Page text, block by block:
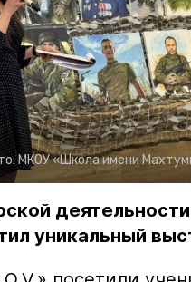
МКОУ «Школа имени
уникальный